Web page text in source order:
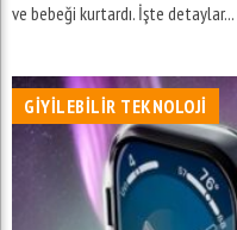
ve bebeği kurtardı. İşte detaylar...
GIYILEBILIR TEKNOLOJI